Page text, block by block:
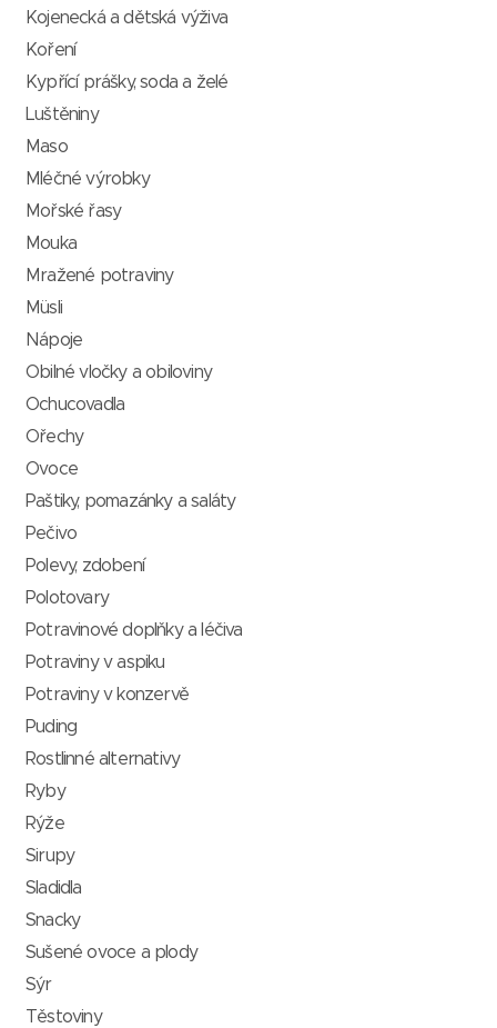
Kojenecká a dětská výživa
Koření
Kypřící prášky, soda a želé
Luštěniny
Maso
Mléčné výrobky
Mořské řasy
Mouka
Mražené potraviny
Müsli
Nápoje
Obilné vločky a obiloviny
Ochucovadla
Ořechy
Ovoce
Paštiky, pomazánky a saláty
Pečivo
Polevy, zdobení
Polotovary
Potravinové doplňky a léčiva
Potraviny v aspiku
Potraviny v konzervě
Puding
Rostlinné alternativy
Ryby
Rýže
Sirupy
Sladidla
Snacky
Sušené ovoce a plody
Sýr
Těstoviny